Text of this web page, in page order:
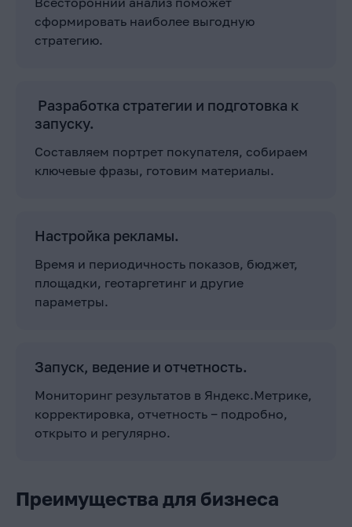
сформировать наиболее выгодную
стратегию.
Разработка стратегии и подготовка к
запуску.
Составляем портрет покупателя, собираем
ключевые фразы, готовим материалы.
Настройка рекламы.
Время и периодичность показов, бюджет,
площадки, геотаргетинг и другие
параметры.
Запуск, ведение и отчетность.
Мониторинг результатов в Яндекс.Метрике,
корректировка, отчетность ‒ подробно,
открыто и регулярно.
Преимущества для бизнеса